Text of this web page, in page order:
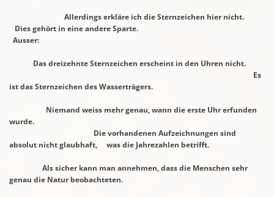
Allerdings erkläre ich die Sternzeichen hier nicht.
Dies gehört in eineandere Sparte.
Ausser:
Das dreizehnte Sternzeichen erscheint in den Uhren nicht.
Es
ist dasSternzeichen des Wasserträgers.
Niemand weiss mehr genau, wann die erste Uhr erfunden
wurde.
Dievorhandenen Aufzeichnungen sind
absolut nicht glaubhaft,
was die Jahrezahlen betrifft.
Als sicher kann man annehmen, dass die Menschen sehr
genau die Natur beobachteten.